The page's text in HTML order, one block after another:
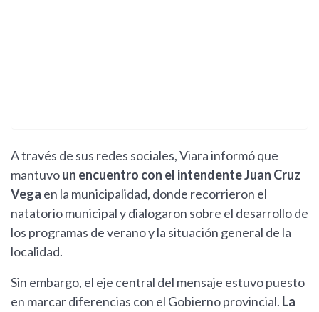
A través de sus redes sociales, Viara informó que
mantuvoun encuentro con el intendente Juan Cruz
Vega en la municipalidad, donde recorrieron el
natatorio municipal y dialogaron sobre el desarrollo de
los programas de verano y la situación general de la
localidad.
Sin embargo, el eje central del mensaje estuvo puesto
en marcar diferencias con el Gobierno provincial. La